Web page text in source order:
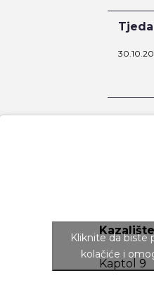
Kaptol 9
Kliknite da biste
kolačiće i